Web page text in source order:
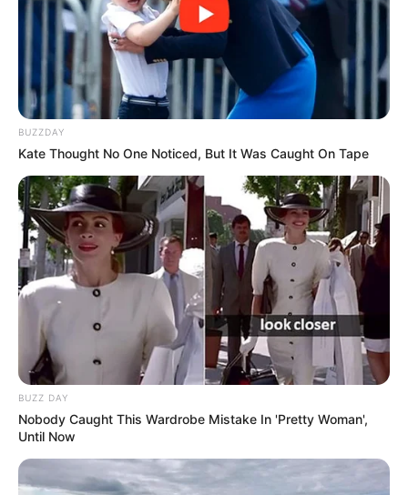
BUZZDAY
Kate Thought No One Noticed, But It Was Caught On Tape
BUZZ DAY
Nobody Caught This Wardrobe Mistake In 'Pretty Woman',
Until Now